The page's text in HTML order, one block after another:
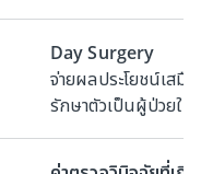
Day Surgery
จ่ายผลประโยชน์เสมื
รักษาตัวเป็นผู้ป่วยใน